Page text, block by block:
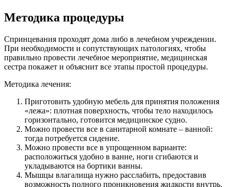
Методика процедуры
Спринцевания проходят дома либо в лечебном учреждении.
При необходимости и сопутствующих патологиях, чтобы
правильно провести лечебное мероприятие, медицинская
сестра покажет и объяснит все этапы простой процедуры.
Методика лечения:
Приготовить удобную мебель для принятия положения
«лежа»: плотная поверхность, чтобы тело находилось
горизонтально, готовится медицинское судно.
Можно провести все в санитарной комнате – ванной:
тогда потребуется сидение.
Можно провести все в упрощенном варианте:
расположиться удобно в ванне, ноги сгибаются и
укладываются на бортики ванны.
Мышцы влагалища нужно расслабить, предоставив
возможность полного проникновения жидкости внутрь.